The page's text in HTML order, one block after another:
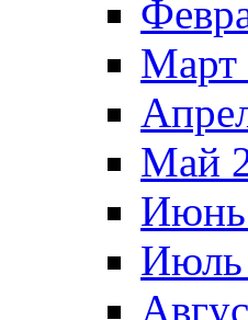
Март
Май
Июнь
Июль